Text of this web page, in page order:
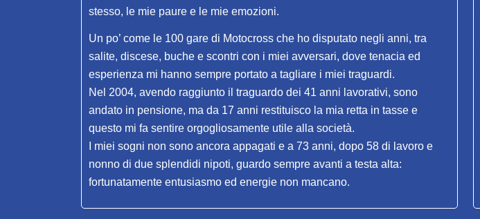
stesso, le mie paure e le mie emozioni.
Un po’ come le 100 gare di Motocross che ho disputato negli anni, tra
salite, discese, buche e scontri con і miei avversari, dove tenacia ed
esperienza mi hanno sempre portato a tagliare і miei traguardi.
Nel 2004, avendo raggiunto il traguardo dei 41 anni lavorativi, sono
andato in pensione, ma da 17 anni restituisco la mia retta in tasse e
questo mi fa sentire orgogliosamente utile alla società.
I miei sogni non sono ancora appagati e a 73 anni, dopo 58 di lavoro e
nonno di due splendidi nipoti, guardo sempre avanti a testa alta:
fortunatamente entusiasmo ed energie non mancano.